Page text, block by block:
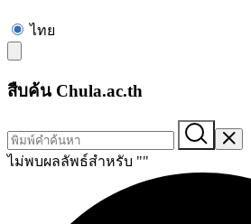
ไทย
สืบค้น Chula.ac.th
ไม่พบผลลัพธ์สำหรับ ""